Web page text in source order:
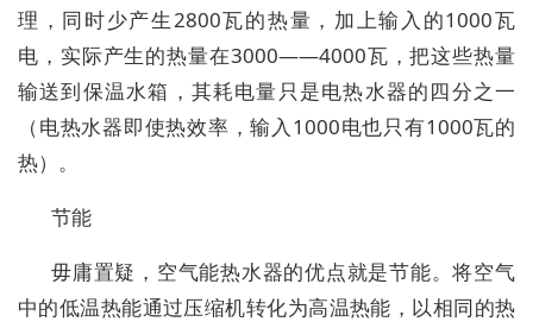
理，同时少产生2800瓦的热量，加上输入的1000瓦
电，实际产生的热量在3000——4000瓦，把这些热量
输送到保温水箱，其耗电量只是电热水器的四分之一
（电热水器即使热效率，输入1000电也只有1000瓦的
热）。
节能
毋庸置疑，空气能热水器的优点就是节能。将空气
中的低温热能通过压缩机转化为高温热能，以相同的热